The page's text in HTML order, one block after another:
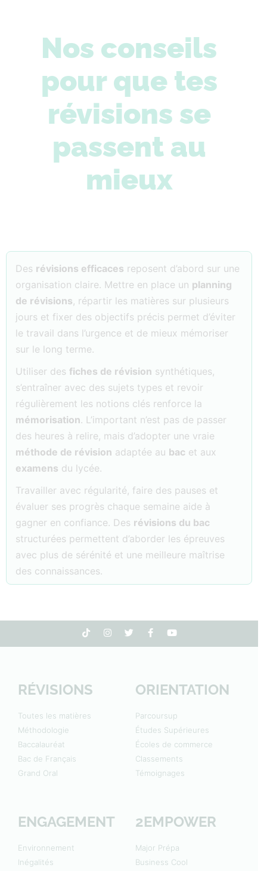
Nos conseils
pour que tes
révisions se
passent au
mieux
Des révisions efficaces reposent d’abord sur une
organisation claire. Mettre en place un planning
de révisions, répartir les matières sur plusieurs
jours et fixer des objectifs précis permet d’éviter
le travail dans l’urgence et de mieux mémoriser
sur le long terme.
Utiliser des fiches de révision synthétiques,
s’entraîner avec des sujets types et revoir
régulièrement les notions clés renforce la
mémorisation. L’important n’est pas de passer
des heures à relire, mais d’adopter une vraie
méthode de révision adaptée au bac et aux
examens du lycée.
Travailler avec régularité, faire des pauses et
évaluer ses progrès chaque semaine aide à
gagner en confiance. Des révisions du bac
structurées permettent d’aborder les épreuves
avec plus de sérénité et une meilleure maîtrise
des connaissances.
RÉVISIONS
Toutes les matières
Méthodologie
Baccalauréat
Bac de Français
Grand Oral
ORIENTATION
Parcoursup
Études Supérieures
Écoles de commerce
Classements
Témoignages
ENGAGEMENT
Environnement
Inégalités
2EMPOWER
Major Prépa
Business Cool